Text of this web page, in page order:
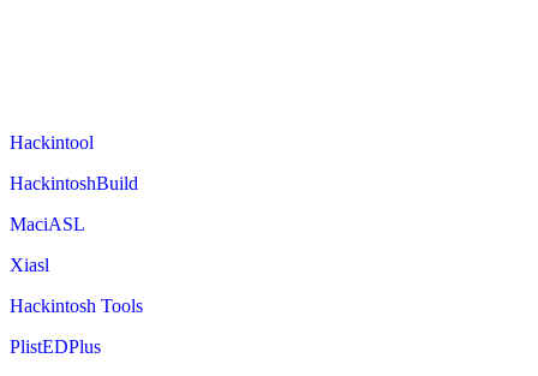
Hackintool
HackintoshBuild
MaciASL
Xiasl
Hackintosh Tools
PlistEDPlus